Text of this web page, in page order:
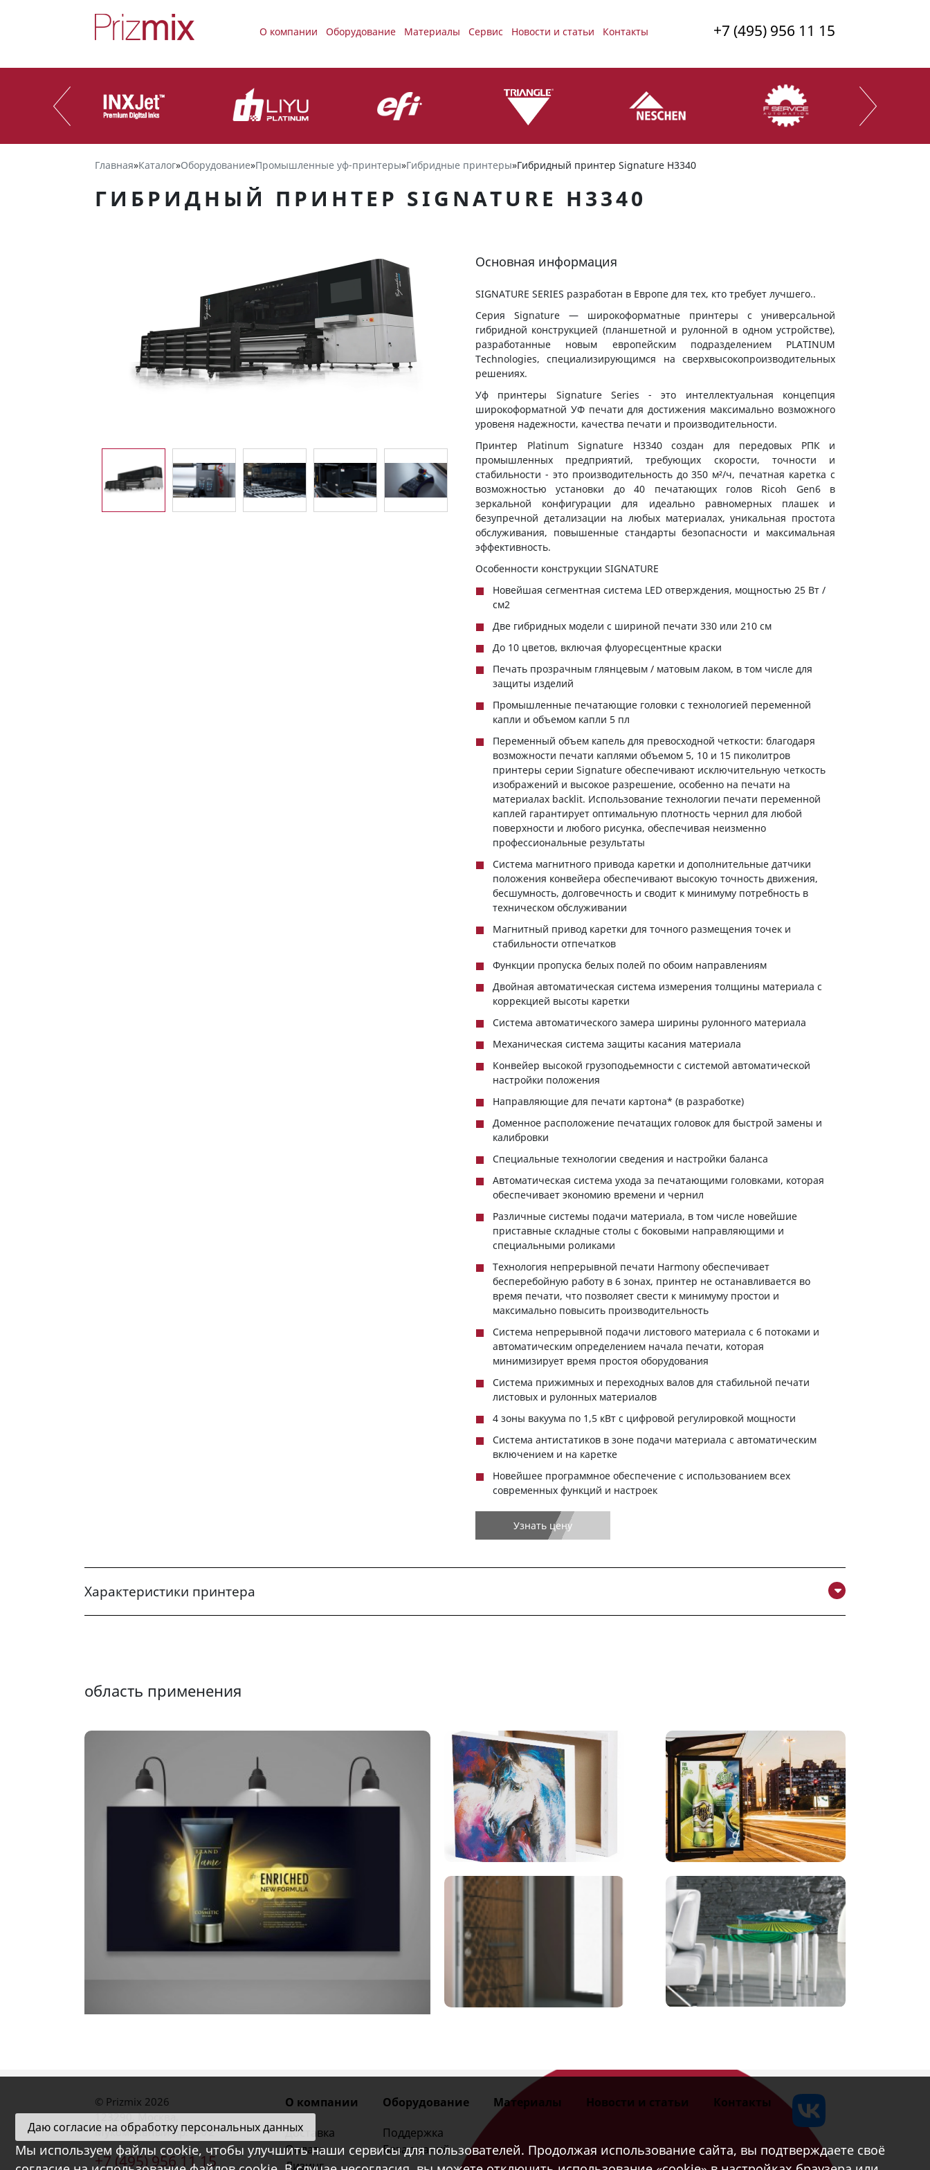
О компании Оборудование Материалы Сервис Новости и статьи Контакты +7 (495) 956 11 15
Главная»Каталог»Оборудование»Промышленные уф-принтеры»Гибридные принтеры»Гибридный принтер Signature H3340
ГИБРИДНЫЙ ПРИНТЕР SIGNATURE H3340
Основная информация
SIGNATURE SERIES разработан в Европе для тех, кто требует лучшего..
Серия Signature — широкоформатные принтеры с универсальной
гибридной конструкцией (планшетной и рулонной в одном устройстве),
разработанные новым европейским подразделением PLATINUM
Technologies, специализирующимся на сверхвысокопроизводительных
решениях.
Уф принтеры Signature Series - это интеллектуальная концепция
широкоформатной УФ печати для достижения максимально возможного
уровеня надежности, качества печати и производительности.
Принтер Platinum Signature H3340 создан для передовых РПК и
промышленных предприятий, требующих скорости, точности и
стабильности - это производительность до 350 м²/ч, печатная каретка с
возможностью установки до 40 печатающих голов Ricoh Gen6 в
зеркальной конфигурации для идеально равномерных плашек и
безупречной детализации на любых материалах, уникальная простота
обслуживания, повышенные стандарты безопасности и максимальная
эффективность.
Особенности конструкции SIGNATURE
Новейшая сегментная система LED отверждения, мощностью 25 Вт /
см2
Две гибридных модели с шириной печати 330 или 210 см
До 10 цветов, включая флуоресцентные краски
Печать прозрачным глянцевым / матовым лаком, в том числе для
защиты изделий
Промышленные печатающие головки с технологией переменной
капли и объемом капли 5 пл
Переменный объем капель для превосходной четкости: благодаря
возможности печати каплями объемом 5, 10 и 15 пиколитров
принтеры серии Signature обеспечивают исключительную четкость
изображений и высокое разрешение, особенно на печати на
материалах backlit. Использование технологии печати переменной
каплей гарантирует оптимальную плотность чернил для любой
поверхности и любого рисунка, обеспечивая неизменно
профессиональные результаты
Система магнитного привода каретки и дополнительные датчики
положения конвейера обеспечивают высокую точность движения,
бесшумность, долговечность и сводит к минимуму потребность в
техническом обслуживании
Магнитный привод каретки для точного размещения точек и
стабильности отпечатков
Функции пропуска белых полей по обоим направлениям
Двойная автоматическая система измерения толщины материала с
коррекцией высоты каретки
Система автоматического замера ширины рулонного материала
Механическая система защиты касания материала
Конвейер высокой грузоподьемности с системой автоматической
настройки положения
Направляющие для печати картона* (в разработке)
Доменное расположение печатащих головок для быстрой замены и
калибровки
Специальные технологии сведения и настройки баланса
Автоматическая система ухода за печатающими головками, которая
обеспечивает экономию времени и чернил
Различные системы подачи материала, в том числе новейшие
приставные складные столы с боковыми направляющими и
специальными роликами
Технология непрерывной печати Harmony обеспечивает
бесперебойную работу в 6 зонах, принтер не останавливается во
время печати, что позволяет свести к минимуму простои и
максимально повысить производительность
Система непрерывной подачи листового материала с 6 потоками и
автоматическим определением начала печати, которая
минимизирует время простоя оборудования
Система прижимных и переходных валов для стабильной печати
листовых и рулонных материалов
4 зоны вакуума по 1,5 кВт с цифровой регулировкой мощности
Система антистатиков в зоне подачи материала с автоматическим
включением и на каретке
Новейшее программное обеспечение с использованием всех
современных функций и настроек
Узнать цену
Характеристики принтера
область применения
© Prizmix 2026
123290,Москва,
Мукомольный пр. 4А/2
+7 (495) 956 11 15
О компании
Доставка
Оплата
Лизинг
Оборудование
Поддержка
База знаний
Материалы Новости и статьи
Контакты
Даю согласие на обработку персональных данных
Мы используем файлы cookie, чтобы улучшить наши сервисы для пользователей. Продолжая использование сайта, вы подтверждаете своё